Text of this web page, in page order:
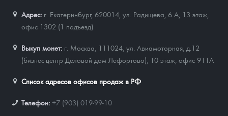
Адрес: г. Екатеринбург, 620014 ул. Радищева, 6 А, 13 этаж,
офис 1302 (1 подъезд)
Выкуп монет: г. Москва, 111024, ул. Авиамоторная, д.12
(бизнес-центр Деловой дом Лефортово), 10 этаж, офис 911А
Список адресов офисов продаж в РФ
Телефон: +7 (903) 019-99-10